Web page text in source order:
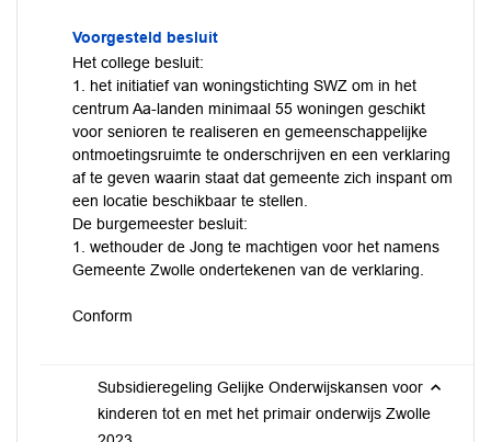
Voorgesteld besluit
Het college besluit:
1. het initiatief van woningstichting SWZ om in het
centrum Aa-landen minimaal 55 woningen geschikt
voor senioren te realiseren en gemeenschappelijke
ontmoetingsruimte te onderschrijven en een verklaring
af te geven waarin staat dat gemeente zich inspant om
een locatie beschikbaar te stellen.
De burgemeester besluit:
1. wethouder de Jong te machtigen voor het namens
Gemeente Zwolle ondertekenen van de verklaring.
Conform
Subsidieregeling Gelijke Onderwijskansen voor
kinderen tot en met het primair onderwijs Zwolle